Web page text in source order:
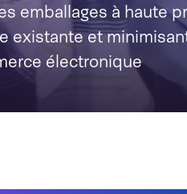
emballages à haute
existante et
électronique